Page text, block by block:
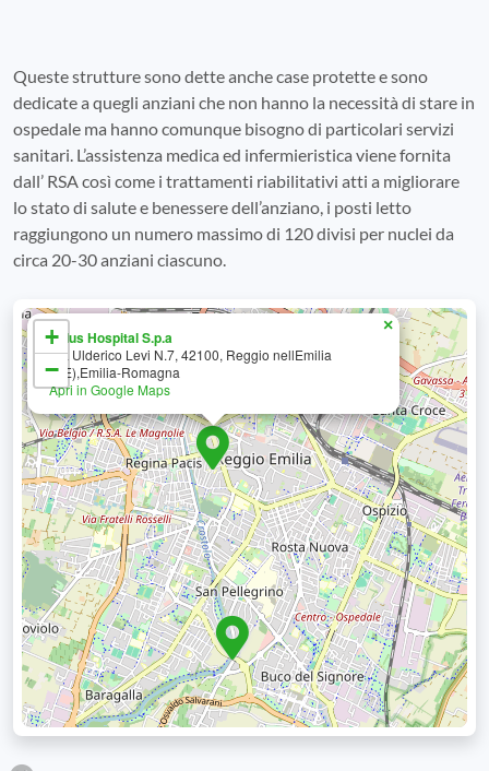
Queste strutture sono dette anche case protette e sono
dedicate a quegli anziani che non hanno la necessità di stare in
ospedale ma hanno comunque bisogno di particolari servizi
sanitari. L’assistenza medica ed infermieristica viene fornita
dall’ RSA così come i trattamenti riabilitativi atti a migliorare
lo stato di salute e benessere dell’anziano, i posti letto
raggiungono un numero massimo di 120 divisi per nuclei da
circa 20-30 anziani ciascuno.
Salus Hospital S.p.a
Via Ulderico Levi N.7, 42100, Reggio nellEmilia
(RE),Emilia-Romagna
Apri in Google Maps
×
+
−